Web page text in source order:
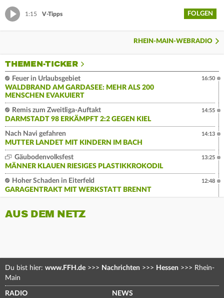
1:15 V-Tipps FOLGEN
RHEIN-MAIN-WEBRADIO
THEMEN-TICKER
Feuer in Urlaubsgebiet
WALDBRAND AM GARDASEE: MEHR ALS 200
MENSCHEN EVAKUIERT
16:50
Remis zum Zweitliga-Auftakt
DARMSTADT 98 ERKÄMPFT 2:2 GEGEN KIEL
14:55
Nach Navi gefahren
MUTTER LANDET MIT KINDERN IM BACH
14:13
Gäubodenvolksfest
MÄNNER KLAUEN RIESIGES PLASTIKKROKODIL
13:25
Hoher Schaden in Eiterfeld
GARAGENTRAKT MIT WERKSTATT BRENNT
12:48
AUS DEM NETZ
Du bist hier: www.FFH.de >>> Nachrichten >>> Hessen >>> Rhein-
Main
RADIO NEWS